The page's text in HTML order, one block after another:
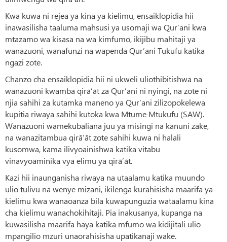
Kwa kuwa ni rejea ya kina ya kielimu, ensaiklopidia hii
inawasilisha taaluma mahsusi ya usomaji wa Qur’ani kwa
mtazamo wa kisasa na wa kimfumo, ikijibu mahitaji ya
wanazuoni, wanafunzi na wapenda Qur’ani Tukufu katika
ngazi zote.
Chanzo cha ensaiklopidia hii ni ukweli uliothibitishwa na
wanazuoni kwamba qirā’āt za Qur’ani ni nyingi, na zote ni
njia sahihi za kutamka maneno ya Qur’ani zilizopokelewa
kupitia riwaya sahihi kutoka kwa Mtume Mtukufu (SAW).
Wanazuoni wamekubaliana juu ya misingi na kanuni zake,
na wanazitambua qirā’āt zote sahihi kuwa ni halali
kusomwa, kama ilivyoainishwa katika vitabu
vinavyoaminika vya elimu ya qirā’āt.
Kazi hii inaunganisha riwaya na utaalamu katika muundo
ulio tulivu na wenye mizani, ikilenga kurahisisha maarifa ya
kielimu kwa wanaoanza bila kuwapunguzia wataalamu kina
cha kielimu wanachokihitaji. Pia inakusanya, kupanga na
kuwasilisha maarifa haya katika mfumo wa kidijitali ulio
mpangilio mzuri unaorahisisha upatikanaji wake.